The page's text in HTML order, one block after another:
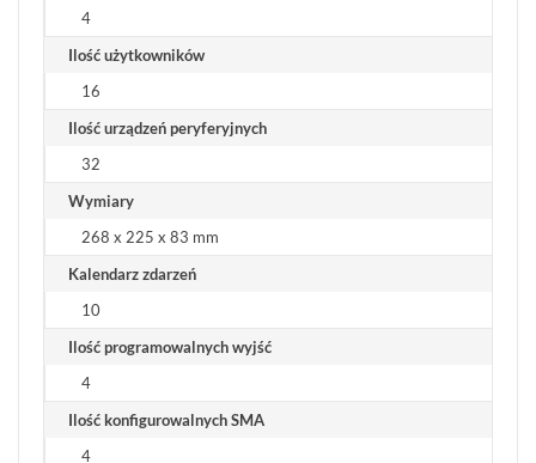
SZKOLENIA
MONTAŻ
CENNIKI
SERWIS
DANE
SKLEPU
REGULAMIN
POLITYKA
KODY
4
Ilość użytkowników
16
Ilość urządzeń peryferyjnych
32
Wymiary
268 x 225 x 83 mm
Kalendarz zdarzeń
10
Ilość programowalnych wyjść
4
Ilość konfigurowalnych SMA
4